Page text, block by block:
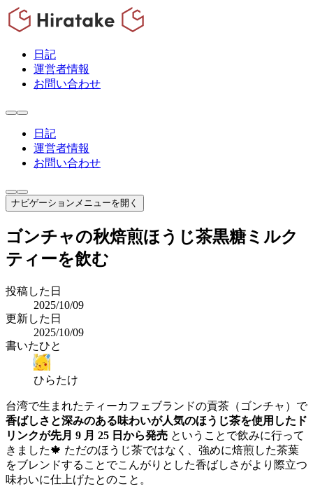
日記
運営者情報
お問い合わせ
日記
運営者情報
お問い合わせ
ナビゲーションメニューを開く
ゴンチャの秋焙煎ほうじ茶黒糖ミルク
ティーを飲む
投稿した日
2025/10/09
更新した日
2025/10/09
書いたひと
ひらたけ
台湾で生まれたティーカフェブランドの貢茶（ゴンチャ）で
香ばしさと深みのある味わいが人気のほうじ茶を使用したド
リンクが先月 9 月 25 日から発売 ということで飲みに行って
きました🍁 ただのほうじ茶ではなく、強めに焙煎した茶葉
をブレンドすることでこんがりとした香ばしさがより際立つ
味わいに仕上げたとのこと。